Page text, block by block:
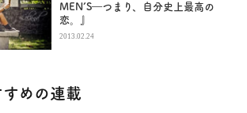
MEN’S―つまり、自分史上最高の
恋。』
2013.02.24
めの連載